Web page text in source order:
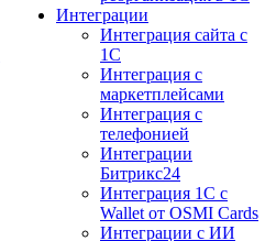
Интеграции
Интеграция сайта с
1С
Интеграция с
маркетплейсами
Интеграция с
телефонией
Интеграции
Битрикс24
Интеграция 1С с
Wallet от OSMI Cards
Интеграции с ИИ